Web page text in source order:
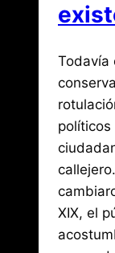
PorJose
María
de
Mena
mayo
20,
2017
3,
2026
Todavía
XIX, el